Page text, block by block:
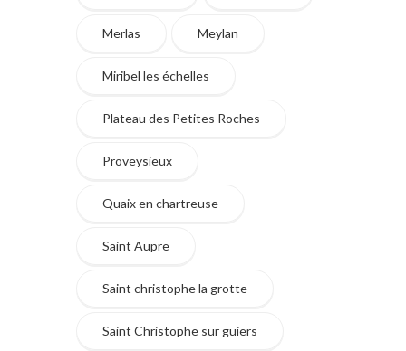
Merlas Meylan
Miribel les échelles
Plateau des Petites Roches
Proveysieux
Quaix en chartreuse
Saint Aupre
Saint christophe la grotte
Saint Christophe sur guiers